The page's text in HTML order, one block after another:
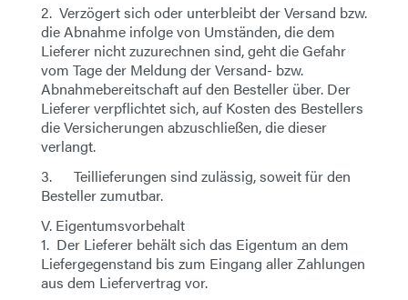
2. Verzögert sich oder unterbleibt der Versand bzw.
die Abnahme infolge von Umständen, die dem
Lieferer nicht zuzurechnen sind, geht die Gefahr
vom Tage der Meldung der Versand- bzw.
Abnahmebereitschaft auf den Besteller über. Der
Lieferer verpflichtet sich, auf Kosten des Bestellers
die Versicherungen abzuschließen, die dieser
verlangt.
3. Teillieferungen sind zulässig, soweit für den
Besteller zumutbar.
V. Eigentumsvorbehalt
1. Der Lieferer behält sich das Eigentum an dem
Liefergegenstand bis zum Eingang aller Zahlungen
aus dem Liefervertrag vor.